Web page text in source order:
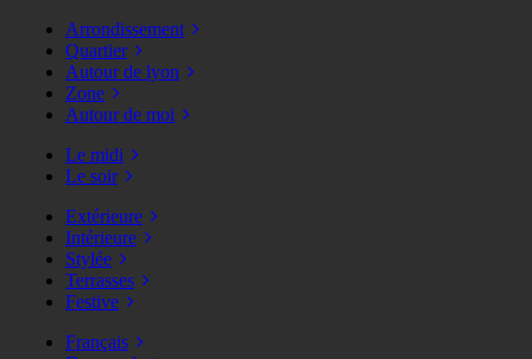
Arrondissement
Quartier
Autour de lyon
Zone
Autour de moi
Le midi
Le soir
Extérieure
Intérieure
Stylée
Terrasses
Festive
Français